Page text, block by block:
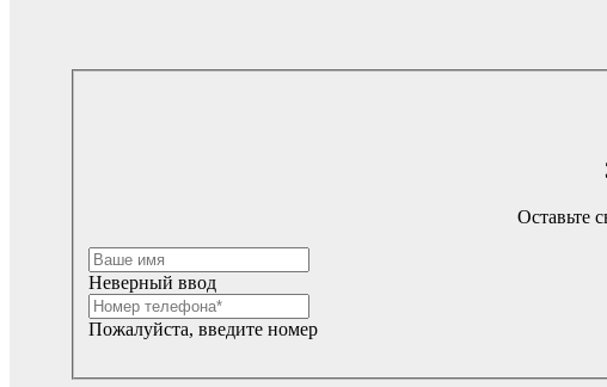
Оставьте
Неверный ввод
Пожалуйста, введите номер